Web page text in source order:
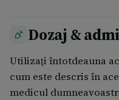
Dozaj &
Utilizaţi întotdeauna
cum este descris în
medicul